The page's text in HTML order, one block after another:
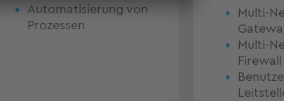
Automatisierung von
Prozessen
Multi-
Multi-
Firewall